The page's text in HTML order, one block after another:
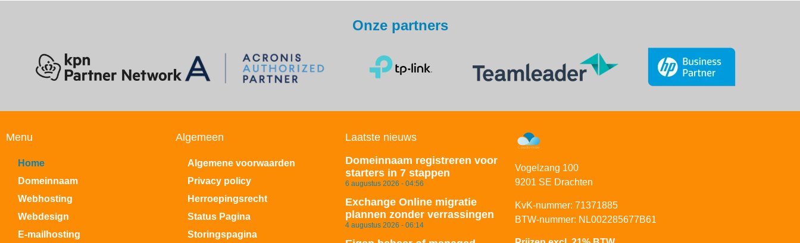
Onze partners
Menu
Home
Domeinnaam
Webhosting
Webdesign
E-mailhosting
Algemeen
Algemene voorwaarden
Privacy policy
Herroepingsrecht
Status Pagina
Storingspagina
Laatste nieuws
Domeinnaam registreren voor
starters in 7 stappen
6 augustus 2026 04:56
Exchange Online migratie
plannen zonder verrassingen
4 augustus 2026 06:14
Vogelzang 100
9201 SE Drachten
KvK-nummer: 71371885
BTW-nummer: NL002285677B61